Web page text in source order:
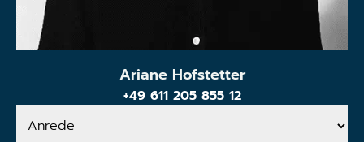
Ariane Hofstetter
+49 611 205 855 12
Anrede